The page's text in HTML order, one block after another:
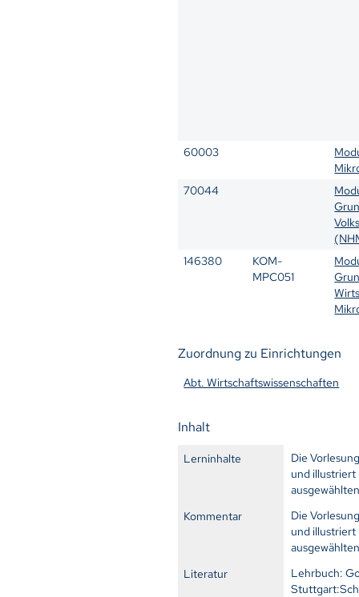
60003
70044
146380
KOM-
MPC051
Zuordnung zu Einrichtungen
Abt. Wirtschaftswissenschaften
Inhalt
Lerninhalte
Die
und illustriert
Kommentar
Die
und illustriert
Literatur
Lehrbuch: